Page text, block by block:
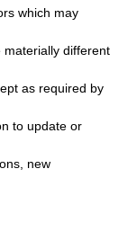
which may
different
as required by
to update or
new